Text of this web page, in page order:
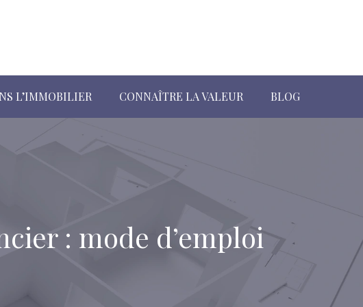
L’IMMOBILIER CONNAÎTRE LA VALEUR BLOG
: mode d’emploi